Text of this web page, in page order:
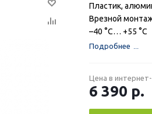
Пластик,
Врезной
–40 °C… +55 °C
Подробнее
Цена в
6 390 р.